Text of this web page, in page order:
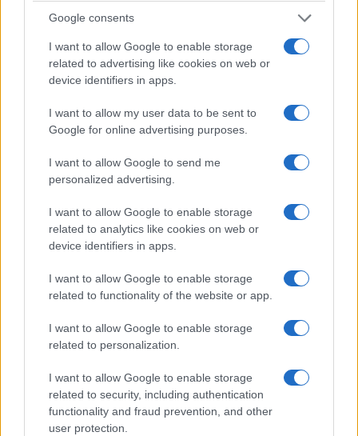
Google consents
I want to allow Google to enable storage
related to advertising like cookies on web or
device identifiers in apps.
I want to allow my user data to be sent to
Google for online advertising purposes.
I want to allow Google to send me
personalized advertising.
I want to allow Google to enable storage
related to analytics like cookies on web or
device identifiers in apps.
I want to allow Google to enable storage
related to functionality of the website or app.
I want to allow Google to enable storage
related to personalization.
I want to allow Google to enable storage
related to security, including authentication
functionality and fraud prevention, and other
user protection.
Κορυφώνεται η έξοδος των αδειούχων του
Αυγούστου από τα λιμάνια της Αττικής
8/08/2026 - 9:47πμ